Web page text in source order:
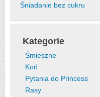
Śniadanie bez cukru
Kategorie
Śmieszne
Koń
Pytania do Princess
Rasy